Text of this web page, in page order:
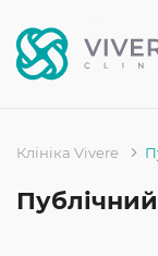
Клініка Vivere